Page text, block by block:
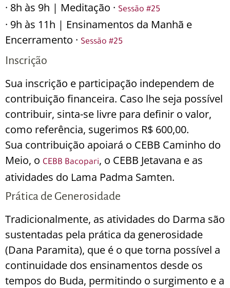
· 8h às 9h | Meditação · Sessão #25
· 9h às 11h | Ensinamentos da Manhã e
Encerramento · Sessão #25
Inscrição
Sua inscrição e participação independem de
contribuição financeira. Caso lhe seja possível
contribuir, sinta-se livre para definir o valor,
como referência, sugerimos R$ 600,00.
Sua contribuição apoiará o CEBB Caminho do
Meio, o CEBB Bacopari, o CEBB Jetavana e as
atividades do Lama Padma Samten.
Prática de Generosidade
Tradicionalmente, as atividades do Darma são
sustentadas pela prática da generosidade
(Dana Paramita), que é o que torna possível a
continuidade dos ensinamentos desde os
tempos do Buda, permitindo o surgimento e a